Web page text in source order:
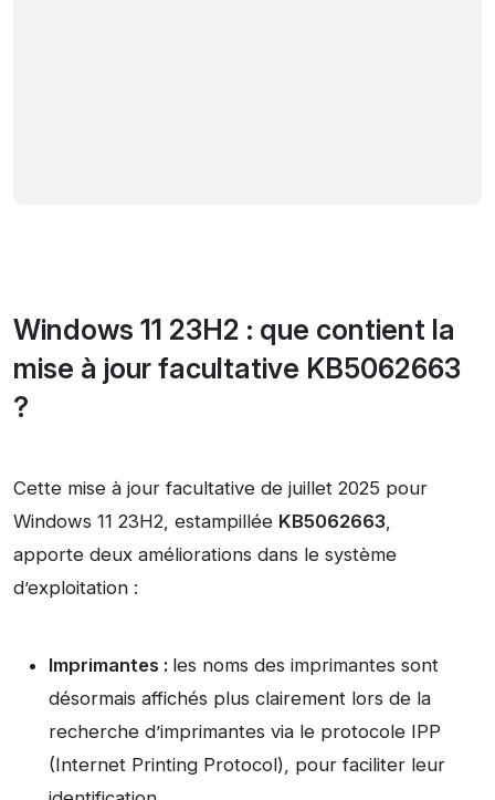
Windows 11 23H2 : que contient la
mise à jour facultative KB5062663
?
Cette mise à jour facultative de juillet 2025 pour
Windows 11 23H2, estampillée KB5062663,
apporte deux améliorations dans le système
d’exploitation :
Imprimantes : les noms des imprimantes sont
désormais affichés plus clairement lors de la
recherche d’imprimantes via le protocole IPP
(Internet Printing Protocol), pour faciliter leur